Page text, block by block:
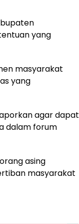
yang
masyarakat
yang
agar dapat
dalam forum
asing
masyarakat